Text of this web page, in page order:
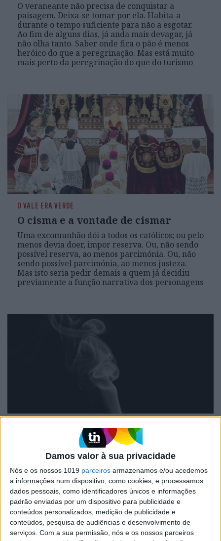
Damos valor à sua privacidade
Nós e os nossos 1019 parceiros armazenamos e/ou acedemos
a informações num dispositivo, como cookies, e processamos
dados pessoais, como identificadores únicos e informações
padrão enviadas por um dispositivo para publicidade e
conteúdos personalizados, medição de publicidade e
conteúdos, pesquisa de audiências e desenvolvimento de
serviços. Com a sua permissão, nós e os nossos parceiros
O veraneante não precisa de conquistar a
paisagem. Deixa-se tomar por ela. Habita-a
durante o tempo suficiente para não a esgotar.
Ao fim de alguns dias, já anda mais devagar, já
não olha tanto. Saber onde fica o pão é menos
heróico do que a peregrinação. Mas está muito
mais perto da peregrinação do que do turismo
O VALE ERA VERDE
O cisma e a vontade de cismar
Uma excomunhão dói a todos os católicos; ou pelo
menos devia doer, impor reserva. Ou, não sendo
possível reserva, ao menos parcimónia. Ou, não
sendo possível parcimónia, ao menos justeza.
Mas isto seria pedir demais a quem já decidiu
previamente a função narrativa dos personagens
Fumo e civilização
Ao banir o fumo, a nossa civilização eliminou
uma imagem inteira do mundo: tudo o que fazia
da vida uma coisa menos eficaz e, por isso
mesmo, mais habitável. Os escritores, por
exemplo. Não é que se escreva melhor com um
cigarro, mas é prudente desconfiar de tudo
quanto se possa dizer sem vício e sem cinza